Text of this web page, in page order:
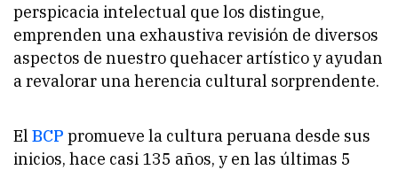
perspicacia intelectual que los distingue,
emprenden una exhaustiva revisión de diversos
aspectos de nuestro quehacer artístico y ayudan
a revalorar una herencia cultural sorprendente.
El BCP promueve la cultura peruana desde sus
inicios, hace casi 135 años, y en las últimas 5